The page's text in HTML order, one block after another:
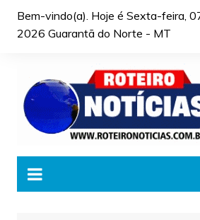
Bem-vindo(a). Hoje é Sexta-feira,
2026 Guarantã do Norte - MT